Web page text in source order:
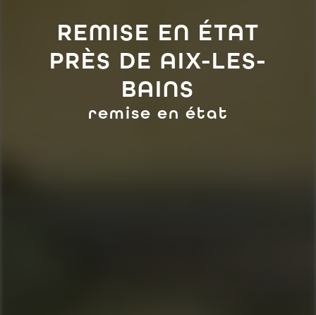
REMISE EN ÉTAT
PRÈS DE AIX-LES-
BAINS
remise en état